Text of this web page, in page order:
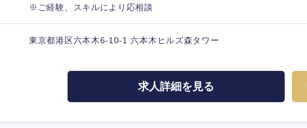
※ご経験、スキルにより応相談
東京都港区六本木6-10-1 六本木ヒルズ森タワー
求人詳細を見る